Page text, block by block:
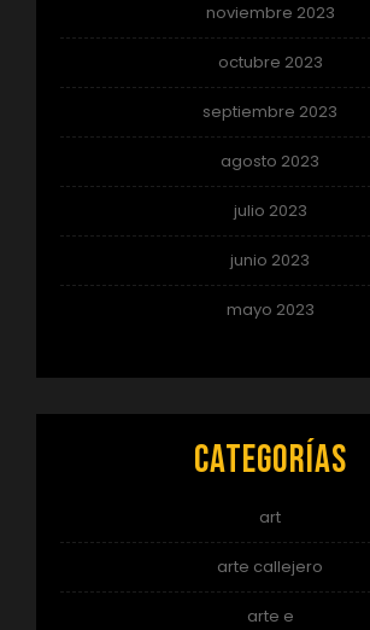
noviembre 2023
octubre 2023
septiembre 2023
agosto 2023
julio 2023
junio 2023
mayo 2023
Categorías
art
arte callejero
arte e